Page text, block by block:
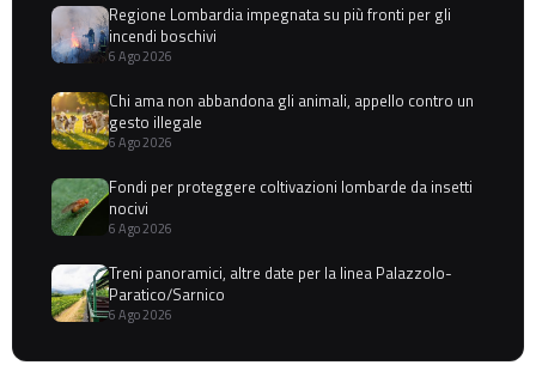
Regione Lombardia impegnata su più fronti per gli
incendi boschivi
6 Ago 2026
Chi ama non abbandona gli animali, appello contro un
gesto illegale
6 Ago 2026
Fondi per proteggere coltivazioni lombarde da insetti
nocivi
6 Ago 2026
Treni panoramici, altre date per la linea Palazzolo-
Paratico/Sarnico
6 Ago 2026